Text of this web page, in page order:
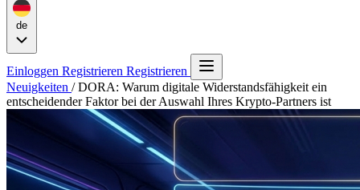
Einloggen Registrieren Registrieren
Neuigkeiten / DORA: Warum digitale Widerstandsfähigkeit ein
entscheidender Faktor bei der Auswahl Ihres Krypto-Partners ist